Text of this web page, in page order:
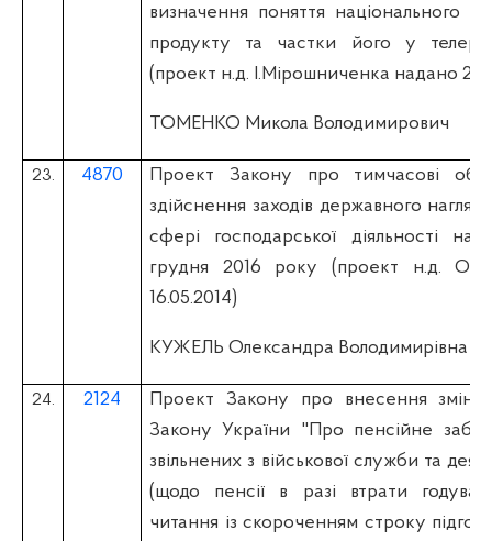
визначення поняття національного
продукту та частки його у
(проект н.д. І.Мірошниченка надано
ТОМЕНКО Микола Володимирович
23. 4870
Проект Закону про тимчасові
здійснення заходів державного
сфері господарської діяльності
грудня 2016 року (проект н.д.
16.05.2014)
КУЖЕЛЬ Олександра Володимирівна
24. 2124
Проект Закону про внесення зміни
Закону України "Про пенсійне
звільнених з військової служби та
(щодо пенсії в разі втрати
читання із скороченням строку